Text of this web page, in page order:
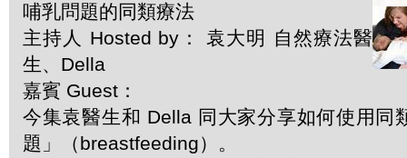
哺乳問題的同類療法
主持人 Hosted by： 袁大明 自然療法醫
生、Della
嘉賓 Guest：
今集袁醫生和 Della 同大家分享如何使用同
題」（breastfeeding）。